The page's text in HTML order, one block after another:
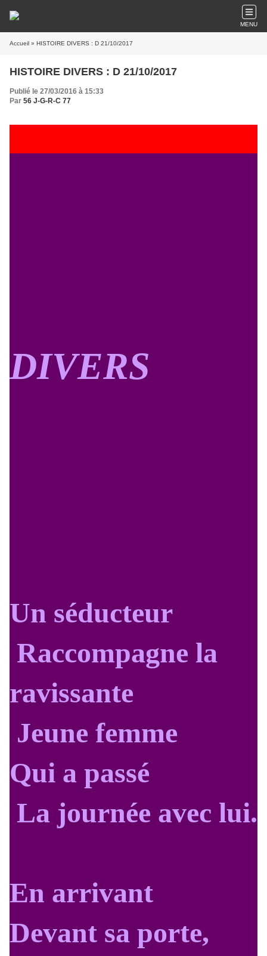
MENU
Accueil » HISTOIRE DIVERS : D 21/10/2017
HISTOIRE DIVERS : D 21/10/2017
Publié le 27/03/2016 à 15:33
Par 56 J-G-R-C 77
DIVERS
Un séducteur
Raccompagne la
ravissante
Jeune femme
Qui a passé
La journée avec lui.
En arrivant
Devant sa porte,